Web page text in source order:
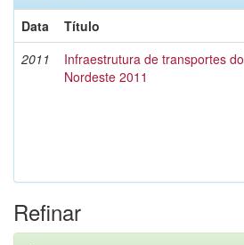
Data
Título
2011
Infraestrutura de transportes do
Nordeste 2011
Refinar